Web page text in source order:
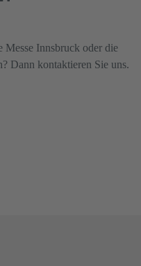
Innsbruck oder die
Dann kontaktieren Sie uns.